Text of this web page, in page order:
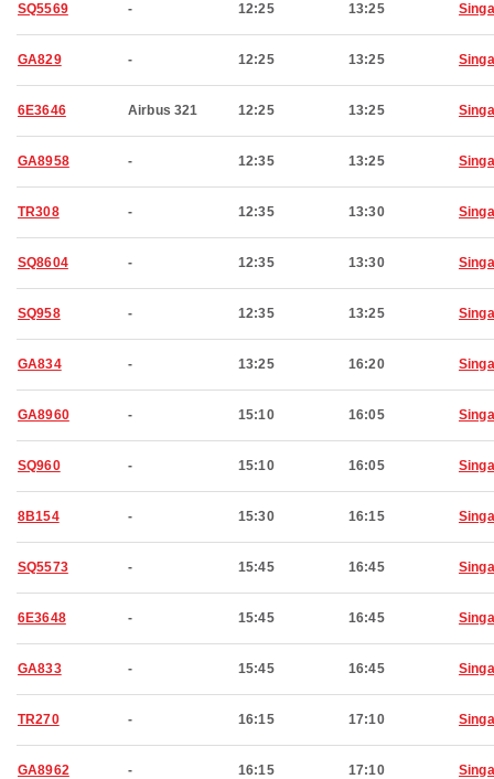
SQ5569 - 12:25 13:25
GA829 - 12:25 13:25
6E3646 Airbus 321 12:25 13:25
GA8958 - 12:35 13:25
TR308 - 12:35 13:30
SQ8604 - 12:35 13:30
SQ958 - 12:35 13:25
GA834 - 13:25 16:20
GA8960 - 15:10 16:05
SQ960 - 15:10 16:05
8B154 - 15:30 16:15
SQ5573 - 15:45 16:45
6E3648 - 15:45 16:45
GA833 - 15:45 16:45
TR270 - 16:15 17:10
GA8962 - 16:15 17:10